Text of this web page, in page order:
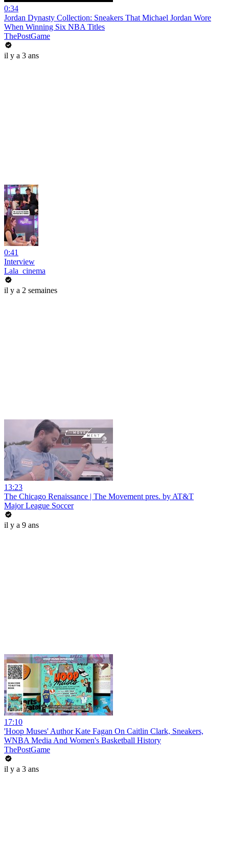
0:34
Jordan Dynasty Collection: Sneakers That Michael Jordan Wore
When Winning Six NBA Titles
ThePostGame
il y a 3 ans
0:41
Interview
Lala_cinema
il y a 2 semaines
13:23
The Chicago Renaissance | The Movement pres. by AT&T
Major League Soccer
il y a 9 ans
17:10
'Hoop Muses' Author Kate Fagan On Caitlin Clark, Sneakers,
WNBA Media And Women's Basketball History
ThePostGame
il y a 3 ans